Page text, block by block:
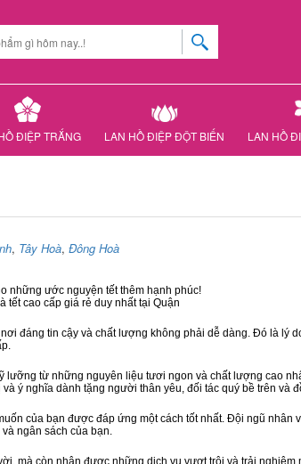
ĐIỆP TRẮNG LAN HỒ ĐIỆP ĐỘT BIẾN LAN HỒ
, Tây Hoà, Đông Hoà
những ước nguyện tết thêm hạnh phúc!
tết cao cấp giá rẻ duy nhất tại Quận
đáng tin cậy và chất lượng không phải dễ dàng. Đó là lý
từ những nguyên liệu tươi ngon và chất lượng cao
ý nghĩa dành tặng người thân yêu, đối tác quý bề trên và
của bạn được đáp ứng một cách tốt nhất. Đội ngũ nhân
ngân sách của bạn.
mà còn nhận được những dịch vụ vượt trội và trải nghiệm